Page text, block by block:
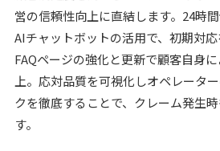
営の信頼性向上に直結します。24時
AIチャットボットの活用で、初期対応
FAQページの強化と更新で顧客自身
上。応対品質を可視化しオペレータ
クを徹底することで、クレーム発生
す。